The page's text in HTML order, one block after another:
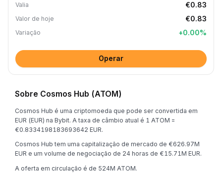
Valia €0.83
Valor de hoje €0.83
Variação +0.00%
Operar
Sobre Cosmos Hub (ATOM)
Cosmos Hub é uma criptomoeda que pode ser convertida em
EUR (EUR) na Bybit. A taxa de câmbio atual é 1 ATOM =
€0.8334198183693642 EUR.
Cosmos Hub tem uma capitalização de mercado de €626.97M
EUR e um volume de negociação de 24 horas de €15.71M EUR.
A oferta em circulação é de 524M ATOM.